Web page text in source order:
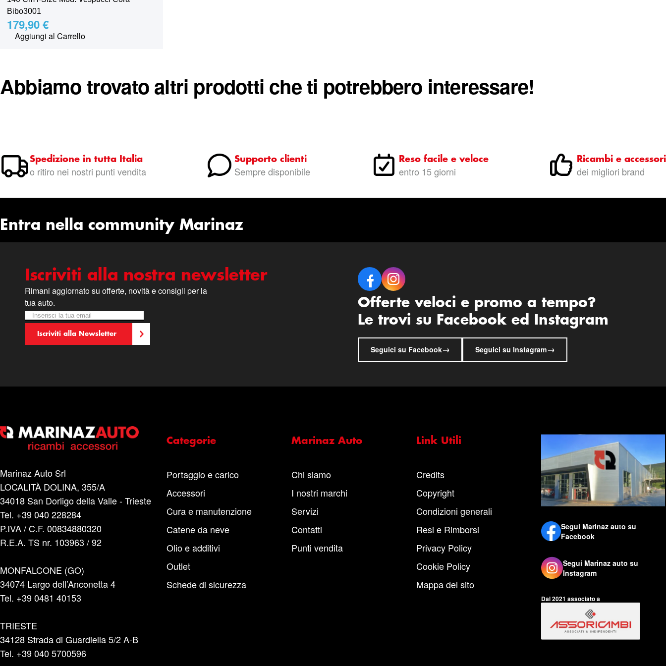
Bibo3001
179,90 €
Aggiungi al Carrello
Abbiamo trovato altri prodotti che ti potrebbero interessare!
Spedizione in tutta Italia
o ritiro nei nostri punti vendita
Supporto clienti
Sempre disponibile
Reso facile e veloce
entro 15 giorni
Ricambi e accessori
dei migliori brand
Entra nella community Marinaz
Iscriviti alla nostra newsletter
Rimani aggiornato su offerte, novità e consigli per la
tua auto.
Newsletter
Iscriviti alla nostra Newsletter:
Iscriviti alla Newsletter
Offerte veloci e promo a tempo?
Le trovi su Facebook ed Instagram
Seguici su Facebook→ Seguici su Instagram→
Marinaz Auto Srl
LOCALITÀ DOLINA, 355/A
34018 San Dorligo della Valle - Trieste
Tel. +39 040 228284
P.IVA / C.F. 00834880320
R.E.A. TS nr. 103963 / 92
MONFALCONE (GO)
34074 Largo dell’Anconetta 4
Tel. +39 0481 40153
TRIESTE
34128 Strada di Guardiella 5/2 A-B
Tel. +39 040 5700596
Categorie
Portaggio e carico
Accessori
Cura e manutenzione
Catene da neve
Olio e additivi
Outlet
Schede di sicurezza
Marinaz Auto
Chi siamo
I nostri marchi
Servizi
Contatti
Punti vendita
Link Utili
Credits
Copyright
Condizioni generali
Resi e Rimborsi
Privacy Policy
Cookie Policy
Mappa del sito
Segui Marinaz auto su
Facebook
Segui Marinaz auto su
Instagram
Dal 2021 associato a